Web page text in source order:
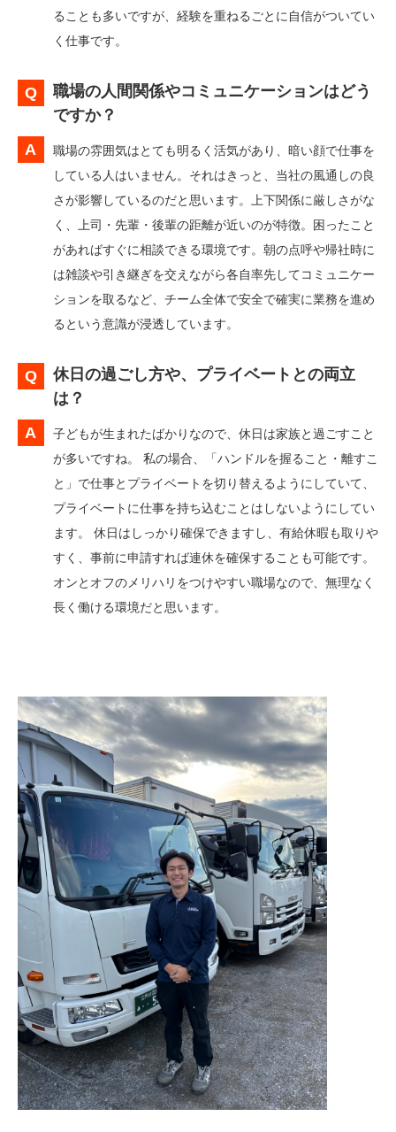
ることも多いですが、経験を重ねるごとに自信がついてい
く仕事です。
職場の人間関係やコミュニケーションはどう
ですか？
職場の雰囲気はとても明るく活気があり、暗い顔で仕事を
している人はいません。それはきっと、当社の風通しの良
さが影響しているのだと思います。上下関係に厳しさがな
く、上司・先輩・後輩の距離が近いのが特徴。困ったこと
があればすぐに相談できる環境です。朝の点呼や帰社時に
は雑談や引き継ぎを交えながら各自率先してコミュニケー
ションを取るなど、チーム全体で安全で確実に業務を進め
るという意識が浸透しています。
休日の過ごし方や、プライベートとの両立
は？
子どもが生まれたばかりなので、休日は家族と過ごすこと
が多いですね。 私の場合、「ハンドルを握ること・離すこ
と」で仕事とプライベートを切り替えるようにしていて、
プライベートに仕事を持ち込むことはしないようにしてい
ます。 休日はしっかり確保できますし、有給休暇も取りや
すく、事前に申請すれば連休を確保することも可能です。
オンとオフのメリハリをつけやすい職場なので、無理なく
長く働ける環境だと思います。